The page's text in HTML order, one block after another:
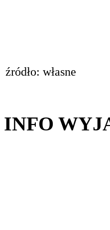
źródło: własne
INFO